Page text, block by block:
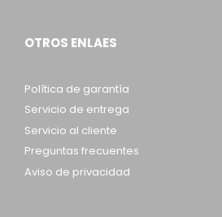
OTROS ENLAES
Política de garantía
Servicio de entrega
Servicio al cliente
Preguntas frecuentes
Aviso de privacidad